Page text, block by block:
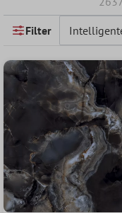
Filter